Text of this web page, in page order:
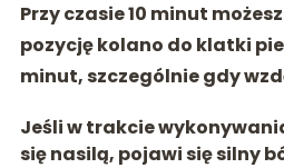
Przy czasie 10 minut
pozycję kolano do klatki
minut, szczególnie gdy
Jeśli w trakcie
się nasilą, pojawi się silny